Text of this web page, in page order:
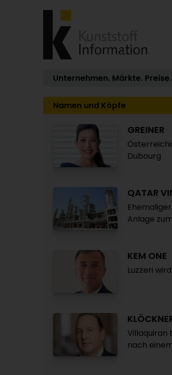
Unternehmen. Märkte. Preise.
Namen und Köpfe
GREINER
Dubourg
QATAR
Anlage
KEM ONE
Luzzeri
Villaquiran
nach